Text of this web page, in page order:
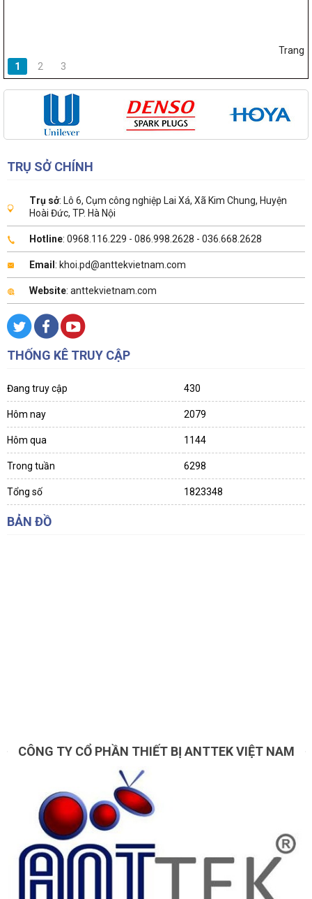
Trang
1
2 3
TRỤ SỞ CHÍNH
Trụ sở: Lô 6, Cụm công nghiệp Lai Xá, Xã Kim Chung, Huyện
Hoài Đức, TP. Hà Nội
Hotline: 0968.116.229 - 086.998.2628 - 036.668.2628
Email : khoi.pd@anttekvietnam.com
Website: anttekvietnam.com
THỐNG KÊ TRUY CẬP
Đang truy cập 430
Hôm nay 2079
Hôm qua 1144
Trong tuần 6298
Tổng số 1823348
BẢN ĐỒ
CÔNG TY CỔ PHẦN THIẾT BỊ ANTTEK VIỆT NAM